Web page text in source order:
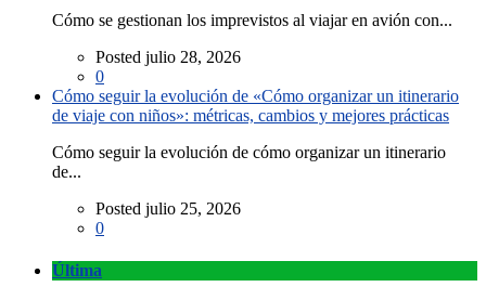
Cómo se gestionan los imprevistos al viajar en avión con...
Posted julio 28, 2026
0
Cómo seguir la evolución de «Cómo organizar un itinerario
de viaje con niños»: métricas, cambios y mejores prácticas
Cómo seguir la evolución de cómo organizar un itinerario
de...
Posted julio 25, 2026
0
Última